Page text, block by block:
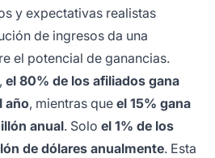
y expectativas realistas
de ingresos da una
el potencial de ganancias.
el 80% de los afiliados gana
año, mientras que el 15% gana
anual. Solo el 1% de los
de dólares anualmente. Esta